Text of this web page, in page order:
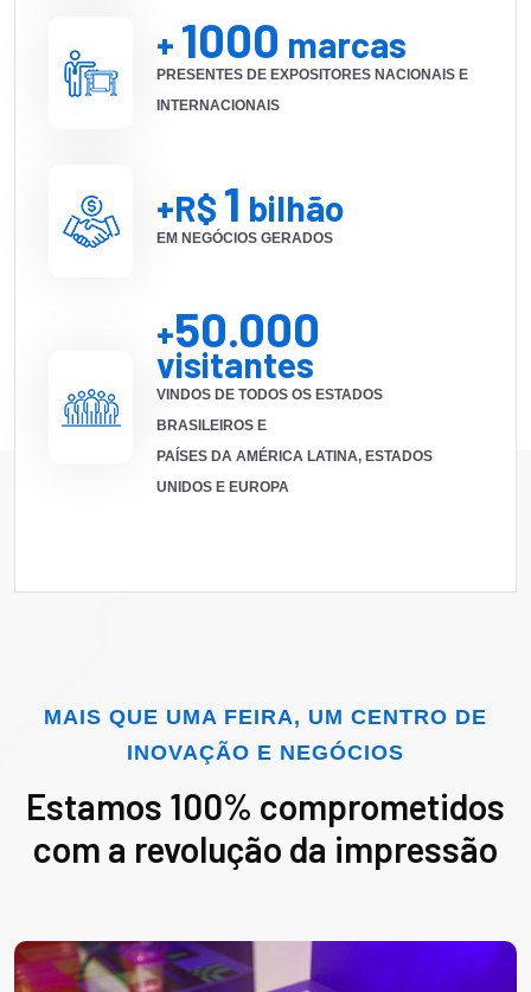
+ 1000 marcas
PRESENTES DE EXPOSITORES NACIONAIS E
INTERNACIONAIS
+R$ 1 bilhão
EM NEGÓCIOS GERADOS
+50.000
visitantes
VINDOS DE TODOS OS ESTADOS
BRASILEIROS E
PAÍSES DA AMÉRICA LATINA, ESTADOS
UNIDOS E EUROPA
MAIS QUE UMA FEIRA, UM CENTRO DE
INOVAÇÃO E NEGÓCIOS
Estamos 100% comprometidos
com a revolução da impressão